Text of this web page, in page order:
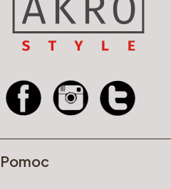
Linki w stopce
Pomoc